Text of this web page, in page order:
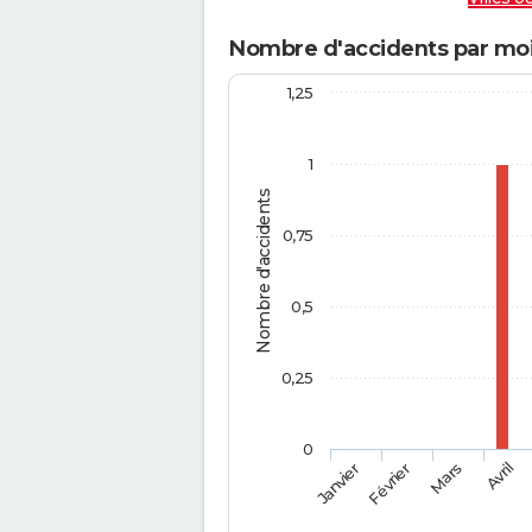
Nombre d'accidents par
Nombre d'accidents
JanvierFévrier Mars Avril
0
1
0,25
0,5
0,75
1,25